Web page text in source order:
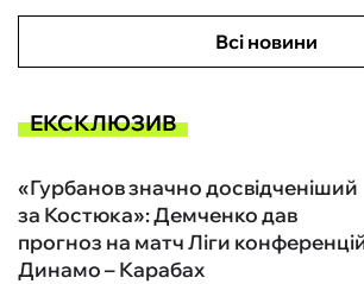
Всі новини
ЕКСКЛЮЗИВ
«Гурбанов значно досвідченіший
за Костюка»: Демченко дав
прогноз на матч Ліги
Динамо – Карабах